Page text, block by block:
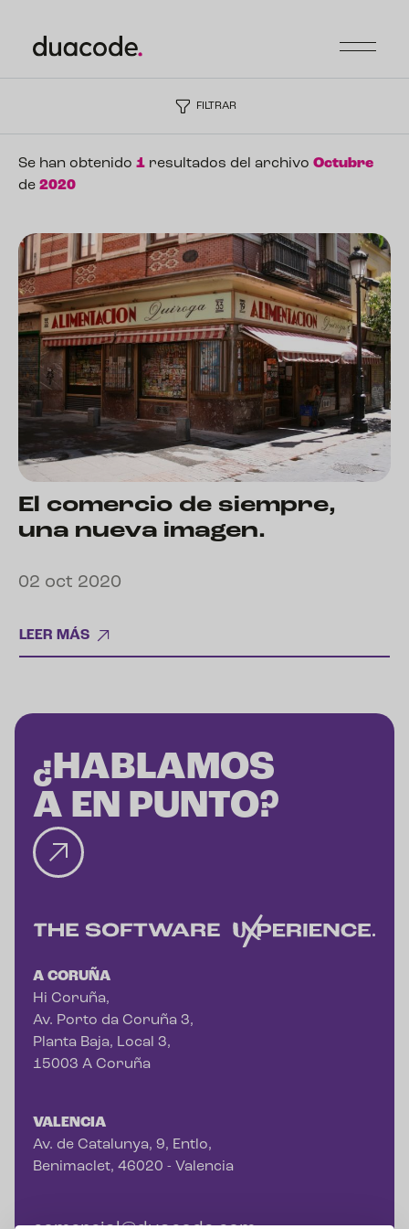
FILTRAR
Se han obtenido 1 resultados del archivo Octubre
de 2020
El comercio de siempre,
una nueva imagen.
02 oct 2020
LEER MÁS
¿HABLAMOS
A EN PUNTO?
A CORUÑA
Hi Coruña,
Av. Porto da Coruña 3,
Planta Baja, Local 3,
15003 A Coruña
VALENCIA
Av. de Catalunya, 9, Entlo,
Benimaclet, 46020 - Valencia